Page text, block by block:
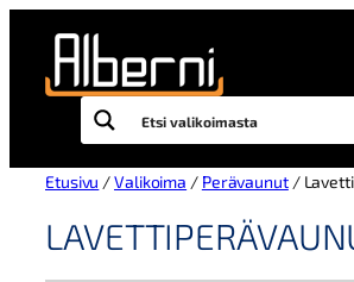
sisältöön
Etusivu /Valikoima / Perävaunut/